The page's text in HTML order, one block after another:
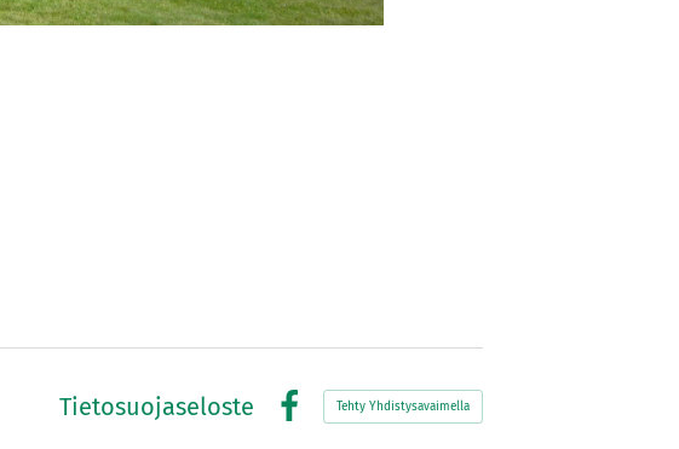
Tietosuojaseloste
Tehty Yhdistysavaimella